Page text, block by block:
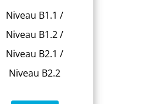
Niveau B1.1 /
Niveau B1.2 /
Niveau B2.1 /
Niveau B2.2